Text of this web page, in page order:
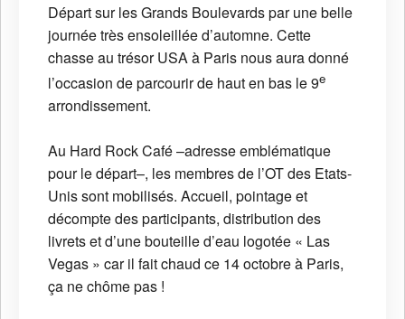
Départ sur les Grands Boulevards par une belle
journée très ensoleillée d’automne. Cette
chasse au trésor USA à Paris nous aura donné
l’occasion de parcourir de haut en bas le 9e
arrondissement.
Au Hard Rock Café –adresse emblématique
pour le départ–, les membres de l’OT des Etats-
Unis sont mobilisés. Accueil, pointage et
décompte des participants, distribution des
livrets et d’une bouteille d’eau logotée « Las
Vegas » car il fait chaud ce 14 octobre à Paris,
ça ne chôme pas !